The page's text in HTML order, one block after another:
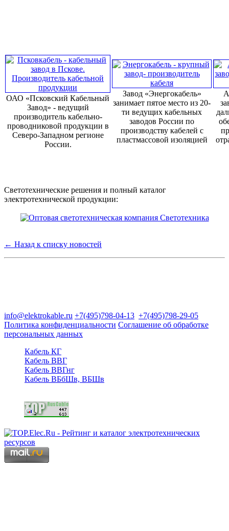
ОАО «Псковский Кабельный
Завод» - ведущий
производитель кабельно-
проводниковой продукции в
Северо-Западном регионе
России.
Завод «Энергокабель»
занимает пятое место из 20-
ти ведущих кабельных
заводов России по
производству кабелей с
пластмассовой изоляцией
Светотехнические решения и полный каталог
электротехнической продукции:
← Назад к списку новостей
info@elektrokable.ru +7(495)798-04-13 +7(495)798-29-05
Политика конфиденциальности Соглашение об обработке
персональных данных
Кабель КГ
Кабель ВВГ
Кабель ВВГнг
Кабель ВБбШв, ВБШв